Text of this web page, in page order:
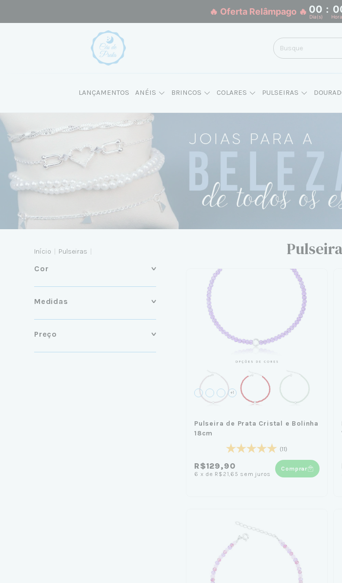
🔥 Oferta Relâmpago 🔥 00 :
Dia(s)
LANÇAMENTOS ANÉIS BRINCOS COLARES PULSEIRAS
Início Pulseiras
Cor
Medidas
Preço
+1
Pulseira de Prata Cristal e Bolinha
18cm
(11)
R$129,90
6 x de R$21,65 sem juros
Comprar